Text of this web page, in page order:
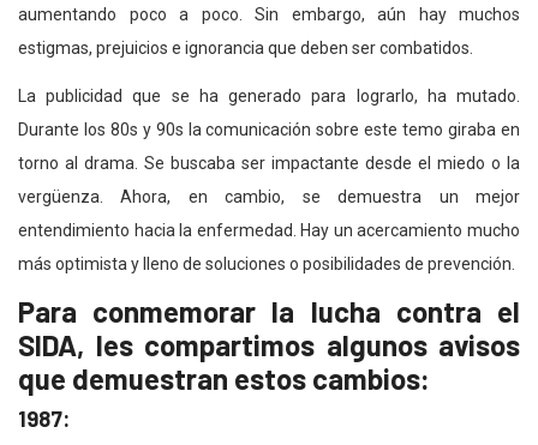
aumentando poco a poco. Sin embargo, aún hay muchos
estigmas, prejuicios e ignorancia que deben ser combatidos.
La publicidad que se ha generado para lograrlo, ha mutado.
Durante los 80s y 90s la comunicación sobre este temo giraba en
torno al drama. Se buscaba ser impactante desde el miedo o la
vergüenza. Ahora, en cambio, se demuestra un mejor
entendimiento hacia la enfermedad. Hay un acercamiento mucho
más optimista y lleno de soluciones o posibilidades de prevención.
Para conmemorar la lucha contra el
SIDA, les compartimos algunos avisos
que demuestran estos cambios:
1987: